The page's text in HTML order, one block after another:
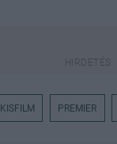
KISFILM PREMIER